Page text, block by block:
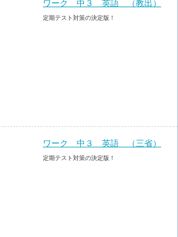
ワーク 中３ 英語 （教出）
定期テスト対策の決定版！
ワーク 中３ 英語 （三省）
定期テスト対策の決定版！